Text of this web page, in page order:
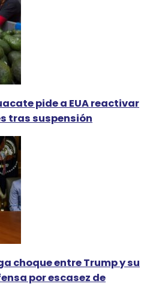
pide a EUA reactivar
tras suspensión
choque entre Trump y su
por escasez de